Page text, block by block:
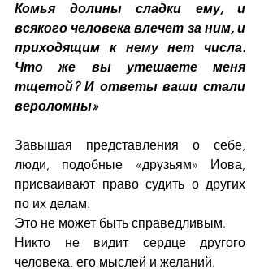
Комья долины сладки ему, и
всякого человека влечет за ним, и
приходящим к нему нет числа.
Что же вы утешаете меня
тщетой? И ответы ваши стали
вероломны»
Завышая представления о себе,
люди, подобные «друзьям» Иова,
присваивают право судить о других
по их делам.
Это не может быть справедливым.
Никто не видит сердце другого
человека, его мыслей и желаний.